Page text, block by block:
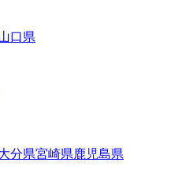
口県
分県宮崎県鹿児島県